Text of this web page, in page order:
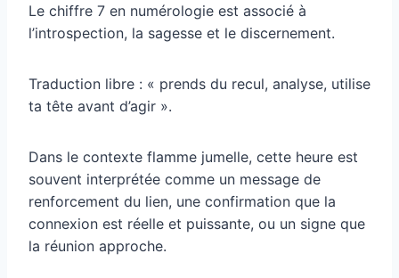
Le chiffre 7 en numérologie est associé à
l’introspection, la sagesse et le discernement.
Traduction libre : « prends du recul, analyse, utilise
ta tête avant d’agir ».
Dans le contexte flamme jumelle, cette heure est
souvent interprétée comme un message de
renforcement du lien, une confirmation que la
connexion est réelle et puissante, ou un signe que
la réunion approche.